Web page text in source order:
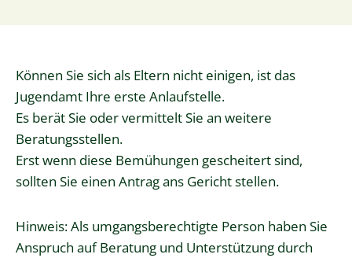
Können Sie sich als Eltern nicht einigen, ist das
Jugendamt Ihre erste Anlaufstelle.
Es berät Sie oder vermittelt Sie an weitere
Beratungsstellen.
Erst wenn diese Bemühungen gescheitert sind,
sollten Sie einen Antrag ans Gericht stellen.
Hinweis: Als umgangsberechtigte Person haben Sie
Anspruch auf Beratung und Unterstützung durch